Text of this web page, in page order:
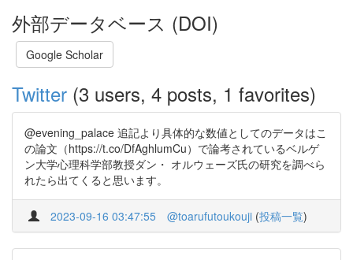
外部データベース (DOI)
Google Scholar
Twitter (3 users, 4 posts, 1 favorites)
@evening_palace 追記より具体的な数値としてのデータはこ
の論文（https://t.co/DfAghlumCu）で論考されているベルゲ
ン大学心理科学部教授ダン・ オルウェーズ氏の研究を調べら
れたら出てくると思います。
2023-09-16 03:47:55 @toarufutoukouji (投稿一覧)